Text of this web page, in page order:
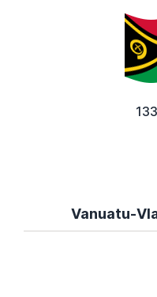
Vanuatu-